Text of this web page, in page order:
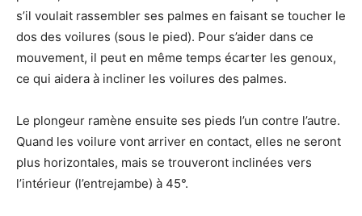
s’il voulait rassembler ses palmes en faisant se toucher le
dos des voilures (sous le pied). Pour s’aider dans ce
mouvement, il peut en même temps écarter les genoux,
ce qui aidera à incliner les voilures des palmes.
Le plongeur ramène ensuite ses pieds l’un contre l’autre.
Quand les voilure vont arriver en contact, elles ne seront
plus horizontales, mais se trouveront inclinées vers
l’intérieur (l’entrejambe) à 45°.